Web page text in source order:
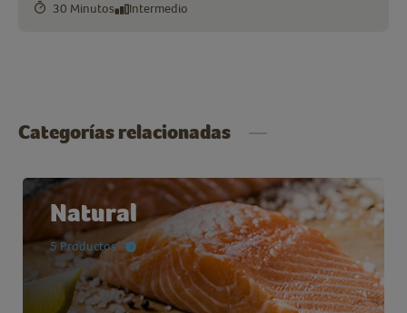
30 Minutos Intermedio
Categorías relacionadas
Natural
5 Productos